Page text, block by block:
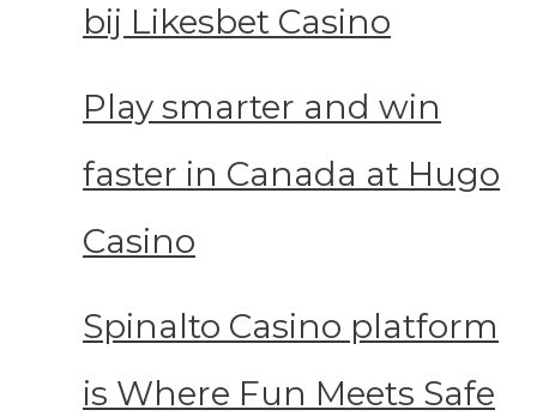
bij Likesbet Casino
Play smarter and win
faster in Canada at Hugo
Casino
Spinalto Casino platform
is Where Fun Meets Safe